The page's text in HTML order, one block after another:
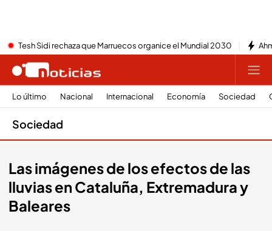
Tesh Sidi rechaza que Marruecos organice el Mundial 2030
Lo último Nacional Internacional Economía Sociedad
Sociedad
Las imágenes de los efectos de las
lluvias en Cataluña, Extremadura y
Baleares